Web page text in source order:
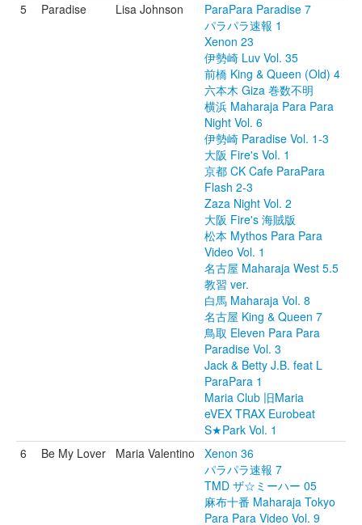
5
Paradise Lisa Johnson
ParaPara Paradise 7
パラパラ速報 1
Xenon 23
伊勢崎 Luv Vol. 35
前橋 King & Queen (Old) 4
六本木 Giza 巻数不明
横浜 Maharaja Para Para
Night Vol. 6
伊勢崎 Paradise Vol. 1-3
大阪 Fire's Vol. 1
京都 CK Cafe ParaPara
Flash 2-3
Zaza Night Vol. 2
大阪 Fire's 海賊版
松本 Mythos Para Para
Video Vol. 1
名古屋 Maharaja West 5.5
教習 ver.
白馬 Maharaja Vol. 8
名古屋 King & Queen 7
鳥取 Eleven Para Para
Paradise Vol. 3
Jack & Betty J.B. feat L
ParaPara 1
Maria Club 旧Maria
eVEX TRAX Eurobeat
S★Park Vol. 1
6
Be My Lover Maria Valentino
Xenon 36
パラパラ速報 7
TMD ザ☆ミーハー 05
麻布十番 Maharaja Tokyo
Para Para Video Vol. 9